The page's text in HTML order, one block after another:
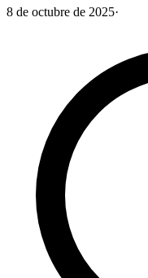
8 de octubre de 2025·